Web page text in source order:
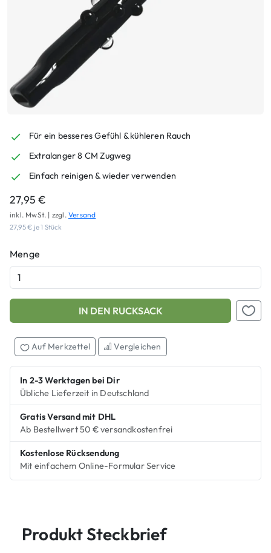
Für ein besseres Gefühl & kühleren Rauch
Extralanger 8 CM Zugweg
Einfach reinigen & wieder verwenden
27,95€
inkl. MwSt. | zzgl. Versand
27,95€ je 1 Stück
Menge
IN DEN RUCKSACK
Add this product to your shopping cart
Auf
Auf Merkzettel Vergleichen
In 2-3 Werktagen bei Dir
Übliche Lieferzeit in Deutschland
Gratis Versand mit DHL
Ab Bestellwert 50 € versandkostenfrei
Kostenlose Rücksendung
Mit einfachem Online-Formular Service
Produkt Steckbrief